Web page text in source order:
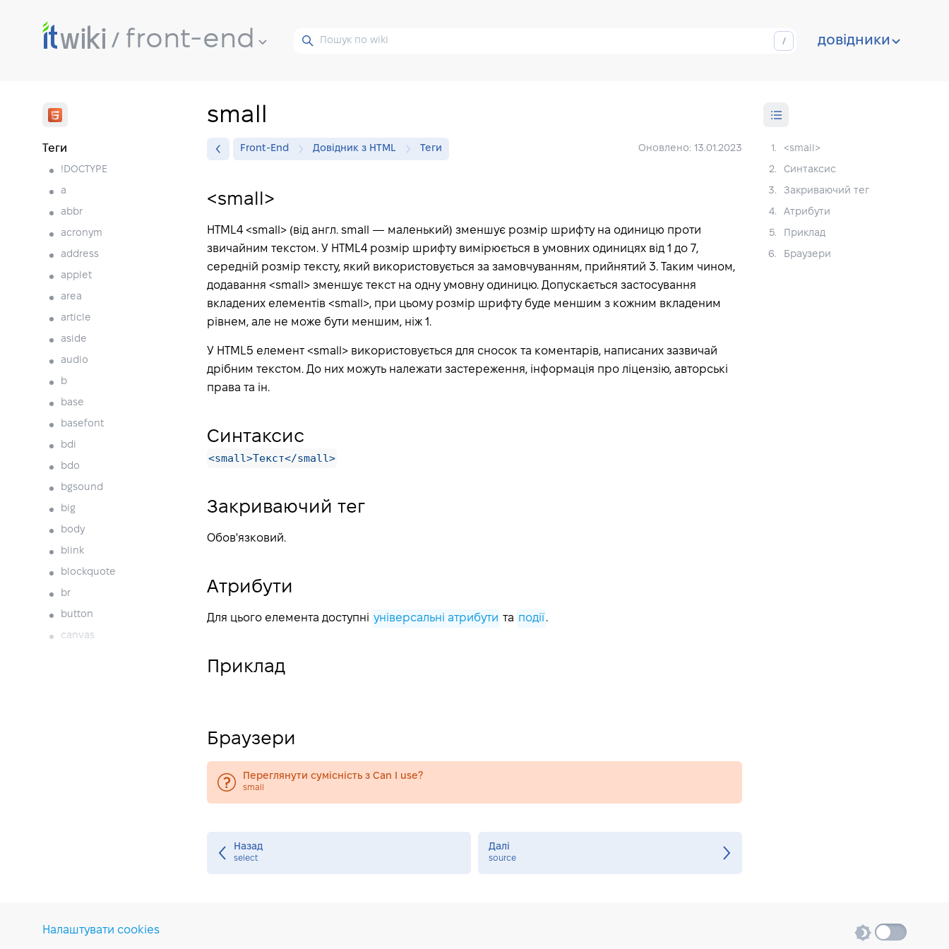
front-end довідники
Теги
!DOCTYPE
a
abbr
acronym
address
applet
area
article
aside
audio
b
base
basefont
bdi
bdo
bgsound
big
body
blink
blockquote
br
button
canvas
dfn
small
Front-End Довідник з HTML Теги Оновлено: 13.01.2023
<small>
HTML4 <small> (від англ.small
— маленький) зменшує розмір шрифту на одиницю проти
звичайним текстом. У HTML4 розмір шрифту вимірюється в умовних одиницях від 1 до 7,
середній розмір тексту, який використовується за замовчуванням, прийнятий 3. Таким чином,
додавання <small> зменшує текст на одну умовну одиницю. Допускається застосування
вкладених елементів <small>, при цьому розмір шрифту буде меншим з кожним вкладеним
рівнем, але не може бути меншим, ніж 1.
У HTML5 елемент <small> використовується для сносок та коментарів, написаних зазвичай
дрібним текстом. До них можуть належати застереження, інформація про ліцензію, авторські
права та ін.
Синтаксис
<small>Текст</small>
Закриваючий тег
Обов'язковий.
Атрибути
Для цього елемента доступні універсальні атрибути та події .
Приклад
Браузери
Переглянути сумісність з Can I use?
small
Назад
select
Далі
source
1. <small>
2. Синтаксис
3. Закриваючий тег
4. Атрибути
5. Приклад
6. Браузери
Налаштувати cookies